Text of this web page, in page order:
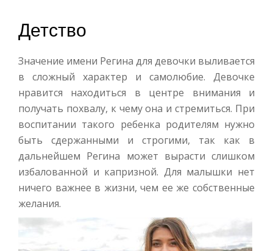
Детство
Значение имени Регина для девочки выливается
в сложный характер и самолюбие. Девочке
нравится находиться в центре внимания и
получать похвалу, к чему она и стремиться. При
воспитании такого ребенка родителям нужно
быть сдержанными и строгими, так как в
дальнейшем Регина может вырасти слишком
избалованной и капризной. Для малышки нет
ничего важнее в жизни, чем ее же собственные
желания.